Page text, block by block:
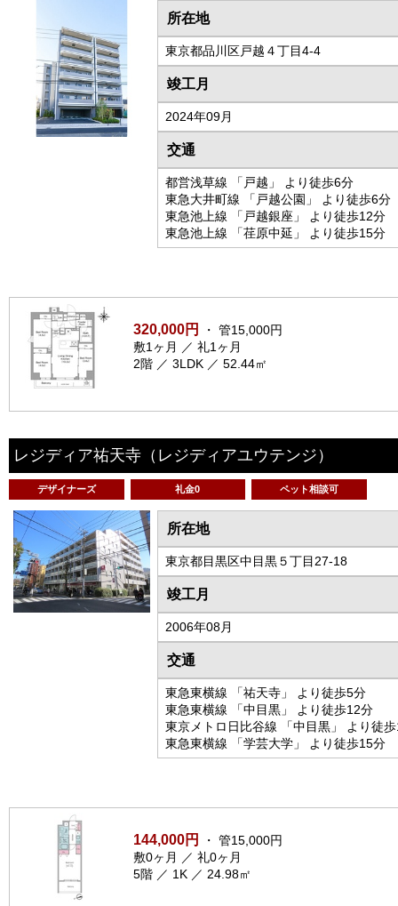
所在地
東京都品川区戸越４丁目4-4
竣工月
2024年09月
交通
都営浅草線 「戸越」 より徒歩6分
東急大井町線 「戸越公園」 より徒歩6分
東急池上線 「戸越銀座」 より徒歩12分
東急池上線 「荏原中延」 より徒歩15分
320,000円
・ 管15,000円
敷1ヶ月 ／ 礼1ヶ月
2階 ／ 3LDK ／ 52.44㎡
レジディア祐天寺 （レジディアユウテンジ）
デザイナーズ 礼金0 ペット相談可
所在地
東京都目黒区中目黒５丁目27-18
竣工月
2006年08月
交通
東急東横線 「祐天寺」 より徒歩5分
東急東横線 「中目黒」 より徒歩12分
東京メトロ日比谷線 「中目黒」 より徒
東急東横線 「学芸大学」 より徒歩15分
144,000円
・ 管15,000円
敷0ヶ月 ／ 礼0ヶ月
5階 ／ 1K ／ 24.98㎡